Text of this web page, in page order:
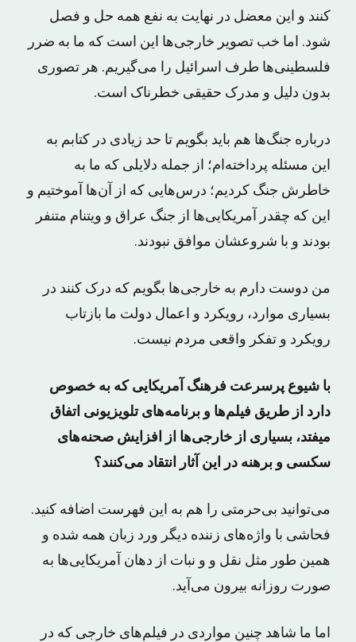
کنند و این معضل در نهایت به نفع همه حل و فصل
شود. اما خب تصویر خارجی‌ها این است که ما به ضرر
فلسطینی‌ها طرف اسرائیل را می‌گیریم. هر تصوری
بدون دلیل و مدرک حقیقی خطرناک است.
درباره جنگ‌ها هم باید بگویم تا حد زیادی در کتابم به
این مسئله پرداخته‌ام؛ از جمله دلایلی که ما به
خاطرش جنگ کردیم؛ درس‌هایی که از آن‌ها آموختیم و
این که چقدر آمریکایی‌ها از جنگ عراق و ویتنام متنفر
بودند و با شروعشان موافق نبودند.
من دوست دارم به خارجی‌ها بگویم که درک کنند در
بسیاری موارد، رویکرد و اعمال دولت ما بازتاب
رویکرد و تفکر واقعی مردم نیست.
با شیوع پرسرعت فرهنگ آمریکایی که به خصوص
دارد از طریق فیلم‌ها و برنامه‌های تلویزیونی اتفاق
میفتد، بسیاری از خارجی‌ها از افزایش صحنه‌های
سکسی و برهنه در این آثار انتقاد می‌کنند؟
می‌توانید بی‌حرمتی را هم به این فهرست اضافه کنید.
فحاشی با واژه‌های زننده دیگر ورد زبان همه شده و
همین طور مثل نقل و و نبات از دهان آمریکایی‌ها به
صورت روزانه بیرون می‌آید.
اما ما شاهد چنین مواردی در فیلم‌های خارجی که در